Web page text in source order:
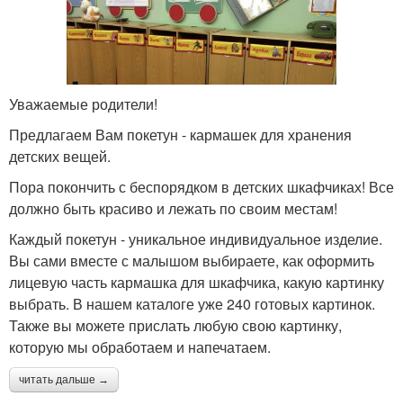
Уважаемые родители!
Предлагаем Вам покетун - кармашек для хранения
детских вещей.
Пора покончить с беспорядком в детских шкафчиках! Все
должно быть красиво и лежать по своим местам!
Каждый покетун - уникальное индивидуальное изделие.
Вы сами вместе с малышом выбираете, как оформить
лицевую часть кармашка для шкафчика, какую картинку
выбрать. В нашем каталоге уже 240 готовых картинок.
Также вы можете прислать любую свою картинку,
которую мы обработаем и напечатаем.
читать дальше →